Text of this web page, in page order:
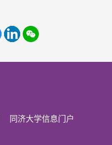
同济大学信息门户